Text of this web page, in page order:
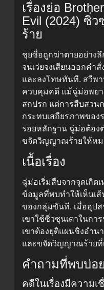
เรื่องย่อ
Evil (2024) ซิ่
ร้าย
ชุยซื่อถูกฆ่าตายอย่าง
จนเว่ยจงเสียนออกคำ
และลงโทษทันที. สวีพ
ควบคุมคดี แม้ฉู่ม่อพยา
สกปรก แต่การสืบสว
กระทบเสถียรภาพของ
รอยหลักฐาน ฉู่ม่อต้อง
ขจัดวิญญาณร้ายให้ห
เนื้อเรื่อง
ฉู่ม่อเริ่มสืบจากจุดเกิด
ข้อมูลที่พบทำให้เห็นเส้
ของกลุ่มขันที. เมื่ออุป
เขาใช้ซิ่วซุนเตาในกา
เขาต้องยุติแผนชิงอำน
และขจัดวิญญาณร้ายที่
คำถามที่พบบ่อย
คดีในเรื่องมีความเ